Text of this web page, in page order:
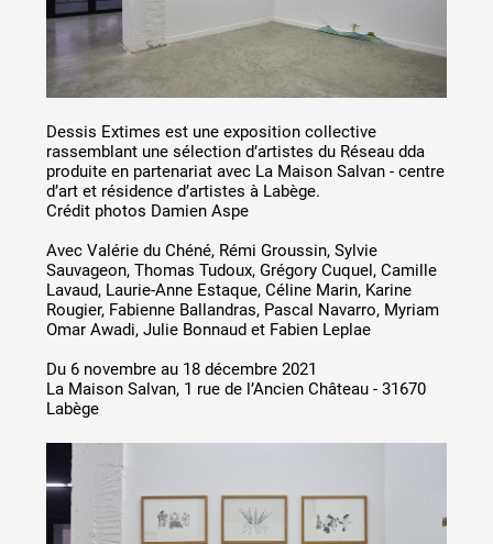
Réseau documents d'artistes
Artistes
De A à Z
Année par année
Collection vidéos
Candidater
Contact
Dessis Extimes est une exposition collective
rassemblant une sélection d’artistes du Réseau dda
produite en partenariat avec La Maison Salvan - centre
d’art et résidence d’artistes à Labège.
Crédit photos Damien Aspe
Avec Valérie du Chéné, Rémi Groussin, Sylvie
Sauvageon, Thomas Tudoux, Grégory Cuquel, Camille
Lavaud, Laurie-Anne Estaque, Céline Marin, Karine
Rougier, Fabienne Ballandras, Pascal Navarro, Myriam
Omar Awadi, Julie Bonnaud et Fabien Leplae
Du 6 novembre au 18 décembre 2021
La Maison Salvan, 1 rue de l’Ancien Château - 31670
Labège